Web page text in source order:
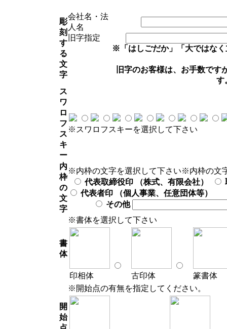
彫
刻
す
る
文
字
会社名・法
人名
旧字指定
※「はしごだか」「大ではな
旧字のお客様は、お手数で
す
ス
ワ
ロ
フ
ス
キ
ー
※スワロフスキーを選択して下さい
内
枠
の
文
字
※内枠の文字を選択して下さい※内枠の文
代表取締役印 （株式、有限会社）
代表者印 （個人事業、任意団体等）
その他
書
体
※書体を選択して下さい
印相体 古印体 篆書体
開
始
※開始点の有無を指定してください。